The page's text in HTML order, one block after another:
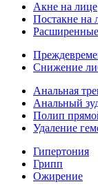
Акне на лице
Постакне на
Снижение
Анальная
Анальный
Полип
Удаление
Гипертония
Грипп
Ожирение